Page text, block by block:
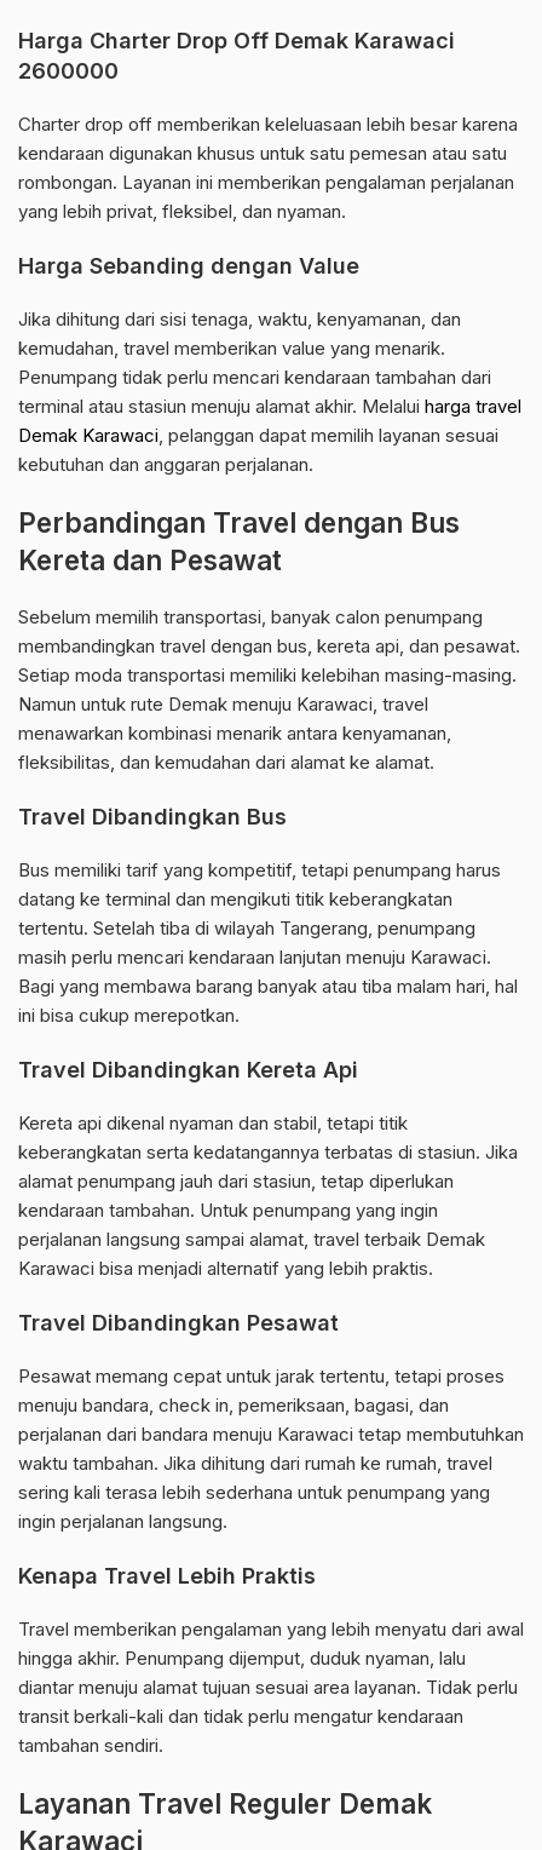
Harga Charter Drop Off Demak Karawaci
2600000
Charter drop off memberikan keleluasaan lebih besar karena
kendaraan digunakan khusus untuk satu pemesan atau satu
rombongan. Layanan ini memberikan pengalaman perjalanan
yang lebih privat, fleksibel, dan nyaman.
Harga Sebanding dengan Value
Jika dihitung dari sisi tenaga, waktu, kenyamanan, dan
kemudahan, travel memberikan value yang menarik.
Penumpang tidak perlu mencari kendaraan tambahan dari
terminal atau stasiun menuju alamat akhir. Melalui harga travel
Demak Karawaci, pelanggan dapat memilih layanan sesuai
kebutuhan dan anggaran perjalanan.
Perbandingan Travel dengan Bus
Kereta dan Pesawat
Sebelum memilih transportasi, banyak calon penumpang
membandingkan travel dengan bus, kereta api, dan pesawat.
Setiap moda transportasi memiliki kelebihan masing-masing.
Namun untuk rute Demak menuju Karawaci, travel
menawarkan kombinasi menarik antara kenyamanan,
fleksibilitas, dan kemudahan dari alamat ke alamat.
Travel Dibandingkan Bus
Bus memiliki tarif yang kompetitif, tetapi penumpang harus
datang ke terminal dan mengikuti titik keberangkatan
tertentu. Setelah tiba di wilayah Tangerang, penumpang
masih perlu mencari kendaraan lanjutan menuju Karawaci.
Bagi yang membawa barang banyak atau tiba malam hari, hal
ini bisa cukup merepotkan.
Travel Dibandingkan Kereta Api
Kereta api dikenal nyaman dan stabil, tetapi titik
keberangkatan serta kedatangannya terbatas di stasiun. Jika
alamat penumpang jauh dari stasiun, tetap diperlukan
kendaraan tambahan. Untuk penumpang yang ingin
perjalanan langsung sampai alamat, travel terbaik Demak
Karawaci bisa menjadi alternatif yang lebih praktis.
Travel Dibandingkan Pesawat
Pesawat memang cepat untuk jarak tertentu, tetapi proses
menuju bandara, check in, pemeriksaan, bagasi, dan
perjalanan dari bandara menuju Karawaci tetap membutuhkan
waktu tambahan. Jika dihitung dari rumah ke rumah, travel
sering kali terasa lebih sederhana untuk penumpang yang
ingin perjalanan langsung.
Kenapa Travel Lebih Praktis
Travel memberikan pengalaman yang lebih menyatu dari awal
hingga akhir. Penumpang dijemput, duduk nyaman, lalu
diantar menuju alamat tujuan sesuai area layanan. Tidak perlu
transit berkali-kali dan tidak perlu mengatur kendaraan
tambahan sendiri.
Layanan Travel Reguler Demak
Karawaci